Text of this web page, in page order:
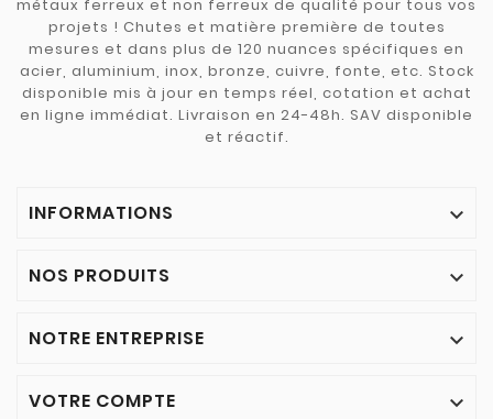
métaux ferreux et non ferreux de qualité pour tous vos
projets ! Chutes et matière première de toutes
mesures et dans plus de 120 nuances spécifiques en
acier, aluminium, inox, bronze, cuivre, fonte, etc. Stock
disponible mis à jour en temps réel, cotation et achat
en ligne immédiat. Livraison en 24-48h. SAV disponible
et réactif.
INFORMATIONS 
NOS PRODUITS 
NOTRE ENTREPRISE 
VOTRE COMPTE 